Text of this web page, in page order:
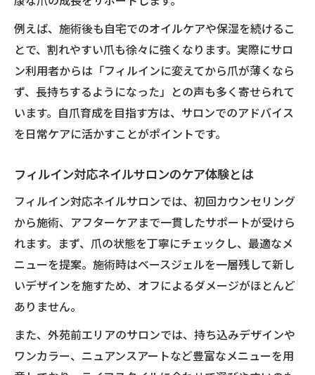
悩みを解決するネイルサロンのヒアリング
力
ネイルサロンが提案する似合わせデザイン
の秘訣
自爪の状態に寄り添うネイルサロンの姿勢
例えば、施術後も自宅でのオイルケアや保湿を続けるこ
とで、割れやすい爪も徐々に強くなります。実際にサロ
ン利用者からは「フィルインに変えてから爪が薄くなら
ず、長持ちするようになった」との声も多く寄せられて
います。自爪育成を目指す方は、サロンでのアドバイス
を日常ケアに活かすことがポイントです。
フィルイン対応ネイルサロンのケア体験とは
フィルイン対応ネイルサロンでは、初回カウンセリング
から施術、アフターケアまで一貫したサポートが受けら
れます。まず、爪の状態を丁寧にチェックし、最適なメ
ニューを提案。施術時はベースジェルを一層残して新し
いデザインを施すため、オフによるダメージがほとんど
ありません。
また、外苑前エリアのサロンでは、持ち込みデザインや
ワンカラー、ニュアンスアートなど豊富なメニューを用